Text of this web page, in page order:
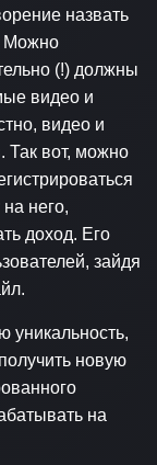
назвать
Можно
(!) должны
видео и
видео и
Так вот, можно
на него,
доход. Его
зайдя
уникальность,
новую
на